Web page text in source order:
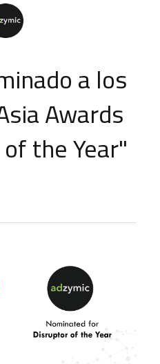
a los
Awards
the Year"